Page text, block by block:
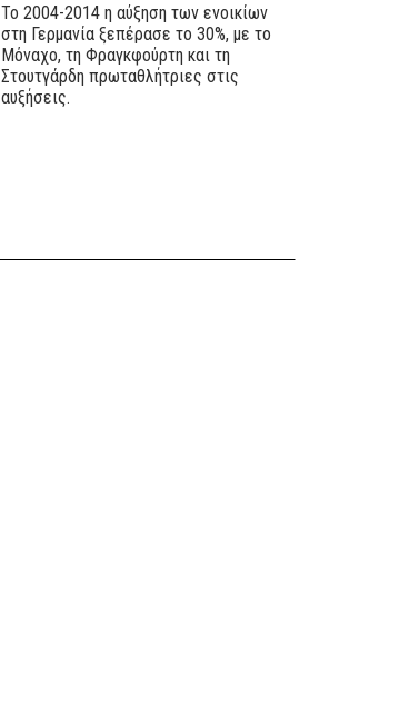
Το 2004-2014 η αύξηση των ενοικίων
στη Γερμανία ξεπέρασε το 30%, με το
Μόναχο, τη Φραγκφούρτη και τη
Στουτγάρδη πρωταθλήτριες στις
αυξήσεις.